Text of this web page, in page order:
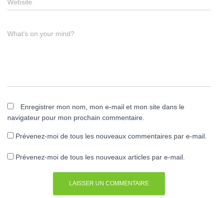
Website
What's on your mind?
Enregistrer mon nom, mon e-mail et mon site dans le
navigateur pour mon prochain commentaire.
Prévenez-moi de tous les nouveaux commentaires par e-mail.
Prévenez-moi de tous les nouveaux articles par e-mail.